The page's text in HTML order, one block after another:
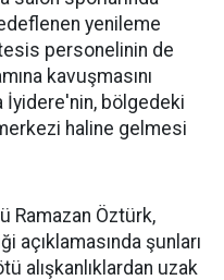
yenileme
tesis personelinin de
kavuşmasını
İyidere'nin, bölgedeki
haline gelmesi
Ramazan Öztürk,
şunları
alışkanlıklardan uzak